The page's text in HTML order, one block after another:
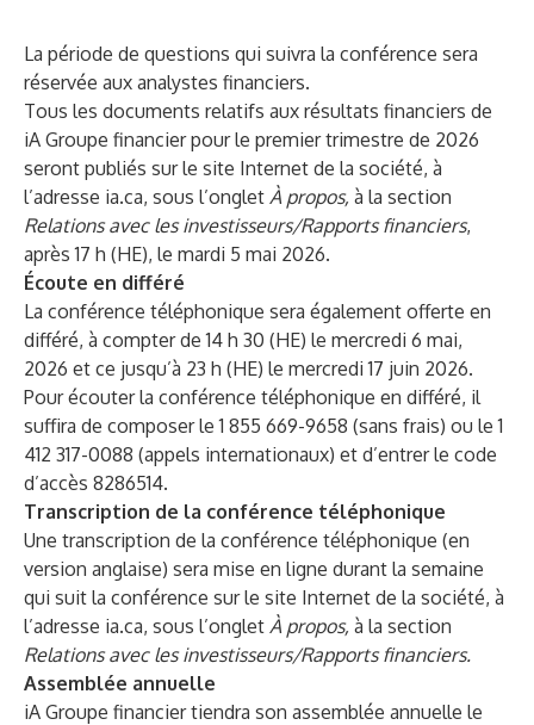
La période de questions qui suivra la conférence sera
réservée aux analystes financiers.
Tous les documents relatifs aux résultats financiers de
iA Groupe financier pour le premier trimestre de 2026
seront publiés sur le site Internet de la société, à
l’adresse ia.ca, sous l’onglet À propos, à la section
Relations avec les investisseurs/Rapports financiers,
après 17 h (HE), le mardi 5 mai 2026.
Écoute en différé
La conférence téléphonique sera également offerte en
différé, à compter de 14 h 30 (HE) le mercredi 6 mai,
2026 et ce jusqu’à 23 h (HE) le mercredi 17 juin 2026.
Pour écouter la conférence téléphonique en différé, il
suffira de composer le 1 855 669-9658 (sans frais) ou le 1
412 317-0088 (appels internationaux) et d’entrer le code
d’accès 8286514.
Transcription de la conférence téléphonique
Une transcription de la conférence téléphonique (en
version anglaise) sera mise en ligne durant la semaine
qui suit la conférence sur le site Internet de la société, à
l’adresse ia.ca, sous l’onglet À propos, à la section
Relations avec les investisseurs/Rapports financiers.
Assemblée annuelle
iA Groupe financier tiendra son assemblée annuelle le